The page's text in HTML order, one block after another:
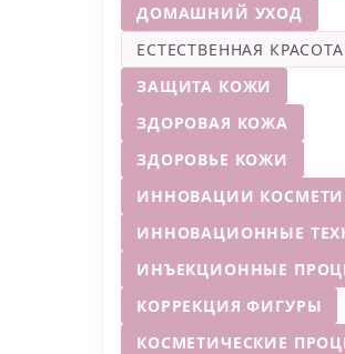
ДОМАШНИЙ УХОД
ЕСТЕСТВЕННАЯ КРАСОТА
ЗАЩИТА КОЖИ
ЗДОРОВАЯ КОЖА
ЗДОРОВЬЕ КОЖИ
ИННОВАЦИИ
ИННОВАЦИОННЫЕ
ИНЪЕКЦИОННЫЕ
КОРРЕКЦИЯ ФИГУРЫ
КОСМЕТИЧЕСКИЕ